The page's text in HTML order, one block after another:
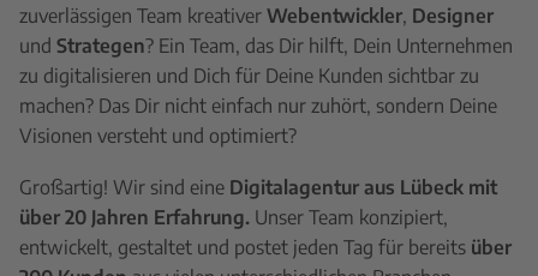
zuverlässigen Team kreativer Webentwickler, Designer
und Strategen? Ein Team, das Dir hilft, Dein Unternehmen
zu digitalisieren und Dich für Deine Kunden sichtbar zu
machen? Das Dir nicht einfach nur zuhört, sondern Deine
Visionen versteht und optimiert?
Großartig! Wir sind eine Digitalagentur aus Lübeck mit
über 20 Jahren Erfahrung. Unser Team konzipiert,
entwickelt, gestaltet und postet jeden Tag für bereits über